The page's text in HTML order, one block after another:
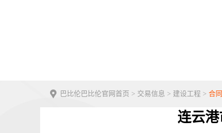
巴比伦巴比伦官网首页 > 交易信息 > 建设工程 > 合
连云